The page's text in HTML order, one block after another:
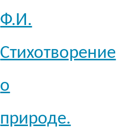
Ф.И.
Стихотворение
о
природе.